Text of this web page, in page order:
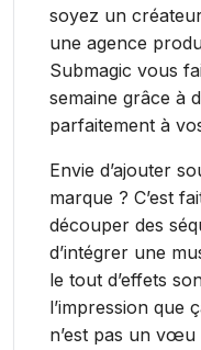
soyez un
une agence
Submagic vous
semaine grâce à
parfaitement à
Envie d’ajouter
marque ? C’est
découper des
d’intégrer une
le tout d’effets
l’impression que
n’est pas un vœu